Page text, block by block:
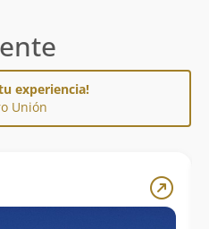
experiencia!
Unión